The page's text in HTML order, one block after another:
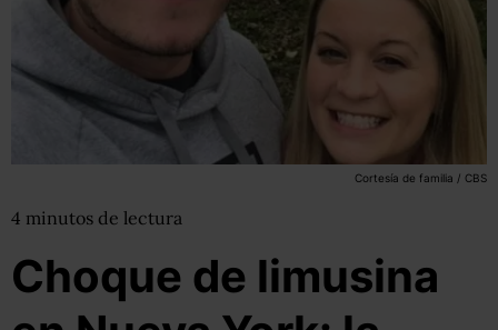
Cortesía de familia / CBS
4 minutos de lectura
Choque de limusina